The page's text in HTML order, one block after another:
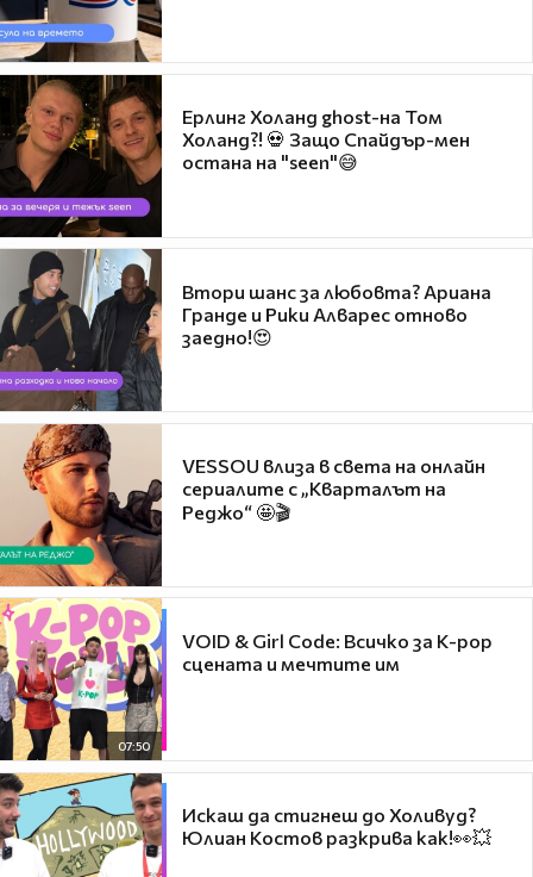
Ерлинг Холанд ghost-на Том
Холанд?! 💀 Защо Спайдър-мен
остана на "seen"😅
Втори шанс за любовта? Ариана
Гранде и Рики Алварес отново
заедно!😍
VESSOU влиза в света на онлайн
сериалите с „Кварталът на
Реджо“ 🤩🎬
07:50
VOID & Girl Code: Всичко за K-pop
сцената и мечтите им
Искаш да стигнеш до Холивуд?
Юлиан Костов разкрива как!👀💥